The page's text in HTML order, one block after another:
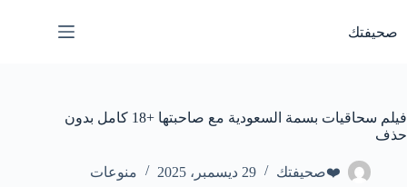
المحتوى
صحيفتك
فيلم سحاقيات بسمة السعودية مع صاحبتها +18 كامل بدون
حذف
❤️صحيفتك 29 ديسمبر، 2025 منوعات